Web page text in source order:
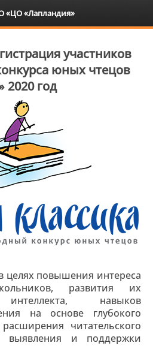
участников
юных чтецов
2020 год
целях повышения интереса
развития их
интеллекта, навыков
на основе глубокого
читательского
выявления и поддержки
«ЦО «Лапландия»